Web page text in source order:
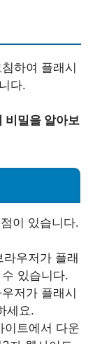
하여 플래시
다.
비밀을 알아보
이 있습니다.
라우저가 플래
있습니다.
저가 플래시
세요.
이트에서 다운